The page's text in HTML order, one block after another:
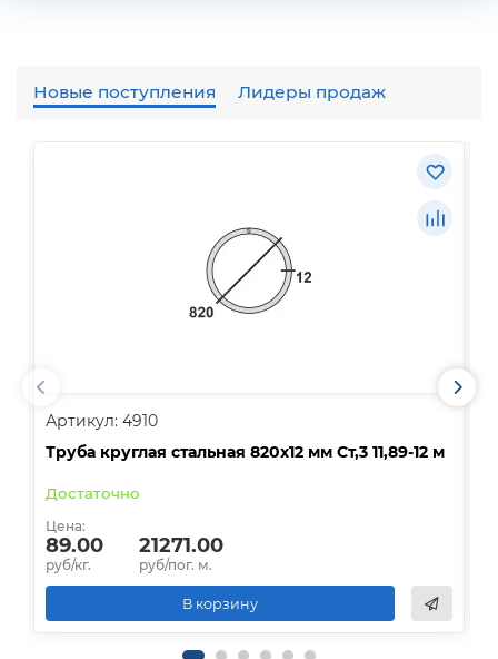
Новые поступления Лидеры продаж
Артикул: 4910
Труба круглая стальная 820х12 мм Ст,3 11,89-12 м
Достаточно
Цена:
89.00
руб/кг.
21271.00
руб/пог. м.
В корзину